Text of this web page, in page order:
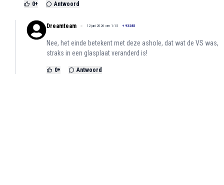
0+ Antwoord
Dreamteam 12 juni 2026 om 1:15 + 93285
Nee, het einde betekent met deze ashole, dat wat de VS was,
straks in een glasplaat veranderd is!
0+ Antwoord